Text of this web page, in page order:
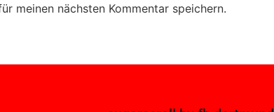
meinen nächsten Kommentar speichern.